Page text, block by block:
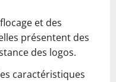
et des
présentent des
des logos.
caractéristiques